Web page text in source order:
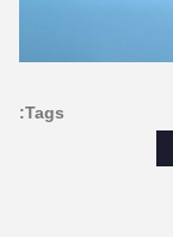
Tags: